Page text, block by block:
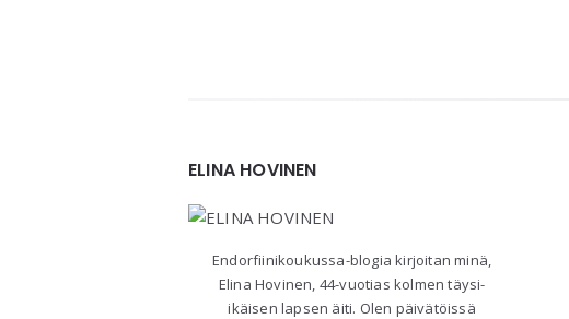
ELINA HOVINEN
Endorfiinikoukussa-blogia kirjoitan minä,
Elina Hovinen, 44-vuotias kolmen täysi-
ikäisen lapsen äiti. Olen päivätöissä